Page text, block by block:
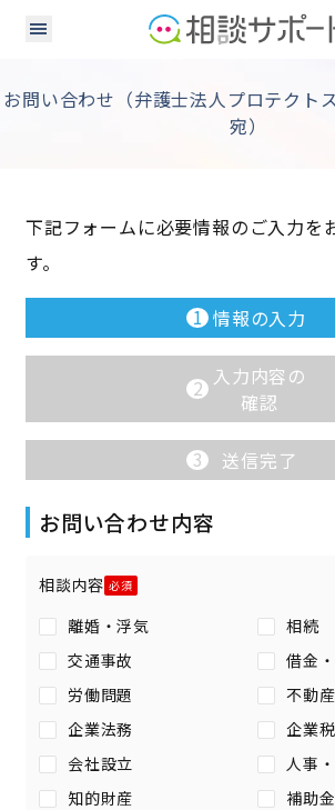
お問い合わせ（弁護士法人プロテクト
宛）
下記フォームに必要情報のご入力を
す。
1 情報の入力
2 入力内容の
確認
3 送信完了
お問い合わせ内容
相談内容
離婚・浮気
相続
交通事故
借金
労働問題
不動産
企業法務
企業
会社設立
人事
知的財産
補助